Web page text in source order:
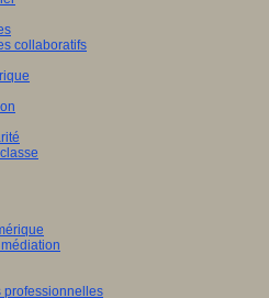
collaboratifs
professionnelles